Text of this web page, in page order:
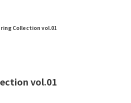
Collection vol.01
vol.01